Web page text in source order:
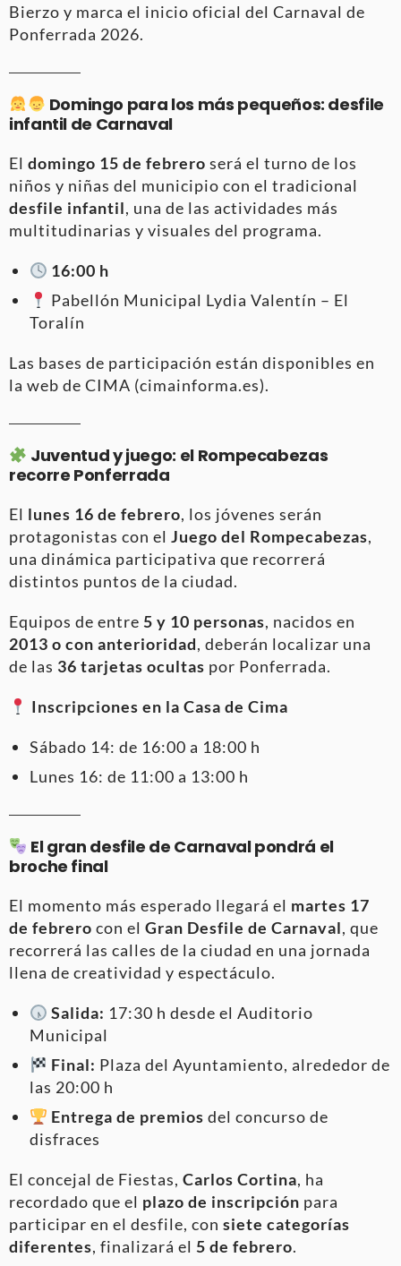
Bierzo y marca el inicio oficial del Carnaval de
Ponferrada 2026.
Domingo para los más pequeños: desfile
infantil de Carnaval
El domingo 15 de febrero será el turno de los
niños y niñas del municipio con el tradicional
desfile infantil, una de las actividades más
multitudinarias y visuales del programa.
16:00 h
Pabellón Municipal Lydia Valentín – El
Toralín
Las bases de participación están disponibles en
la web de CIMA (cimainforma.es).
Juventud y juego: el Rompecabezas
recorre Ponferrada
El lunes 16 de febrero, los jóvenes serán
protagonistas con el Juego del Rompecabezas,
una dinámica participativa que recorrerá
distintos puntos de la ciudad.
Equipos de entre 5 y 10 personas, nacidos en
2013 o con anterioridad, deberán localizar una
de las 36 tarjetas ocultas por Ponferrada.
Inscripciones en la Casa de Cima
Sábado 14: de 16:00 a 18:00 h
Lunes 16: de 11:00 a 13:00 h
El gran desfile de Carnaval pondrá el
broche final
El momento más esperado llegará el martes 17
de febrero con el Gran Desfile de Carnaval, que
recorrerá las calles de la ciudad en una jornada
llena de creatividad y espectáculo.
Salida: 17:30 h desde el Auditorio
Municipal
Final: Plaza del Ayuntamiento, alrededor de
las 20:00 h
Entrega de premios del concurso de
disfraces
El concejal de Fiestas, Carlos Cortina, ha
recordado que el plazo de inscripción para
participar en el desfile, con siete categorías
diferentes, finalizará el 5 de febrero.